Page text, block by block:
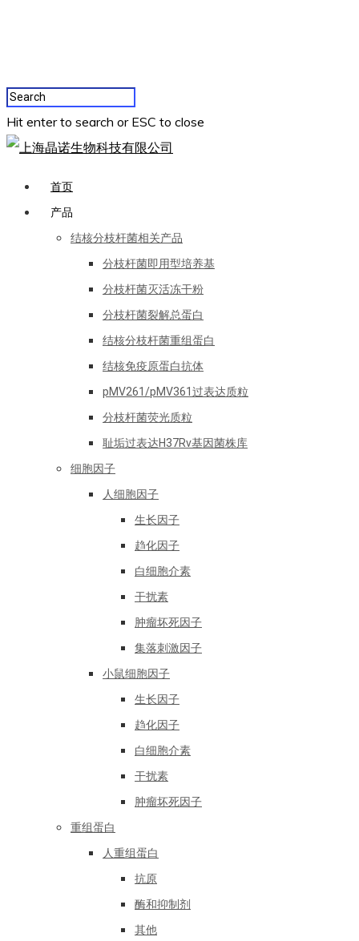
Hit enter to search or ESC to close
首页
产品
结核分枝杆菌相关产品
分枝杆菌即用型培养基
分枝杆菌灭活冻干粉
分枝杆菌裂解总蛋白
结核分枝杆菌重组蛋白
结核免疫原蛋白抗体
pMV261/pMV361过表达质粒
分枝杆菌荧光质粒
耻垢过表达H37Rv基因菌株库
细胞因子
人细胞因子
生长因子
趋化因子
白细胞介素
干扰素
肿瘤坏死因子
集落刺激因子
小鼠细胞因子
生长因子
趋化因子
白细胞介素
干扰素
肿瘤坏死因子
重组蛋白
人重组蛋白
抗原
酶和抑制剂
其他